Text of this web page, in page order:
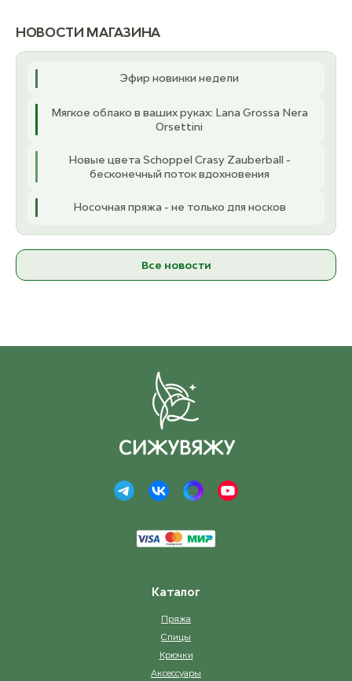
6.50 мм
2 210 ₽
ост. 2
9.00 мм
2 330 ₽
ост. 3
НОВОСТИ МАГАЗИНА
Эфир новинки недели
Мягкое облако в ваших руках: Lana Grossa Nera
Orsettini
Новые цвета Schoppel Crasy Zauberball -
бесконечный поток вдохновения
Носочная пряжа - не только для носков
Все новости
Каталог
Пряжа
Спицы
Крючки
Аксессуары